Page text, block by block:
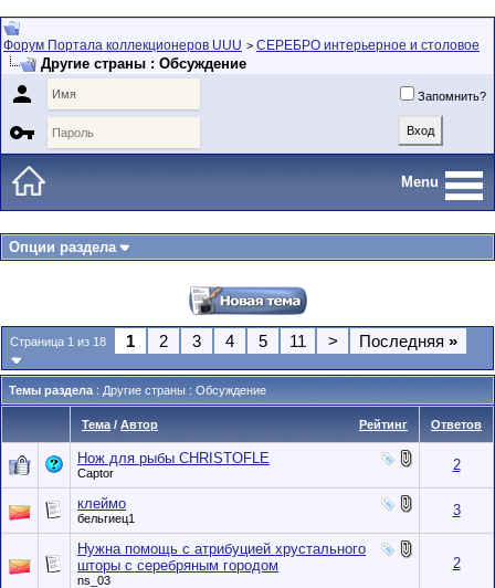
Форум Портала коллекционеров UUU > СЕРЕБРО интерьерное и столовое
Другие страны : Обсуждение
 Запомнить?

Menu
Опции раздела
Страница 1 из 18 1 2 3 4 5 11 > Последняя »
Темы раздела : Другие страны : Обсуждение
Рейтинг
Тема / Автор Ответов
Нож для рыбы CHRISTOFLE
Captor 2
клеймо
бельгиец1 3
Нужна помощь с атрибуцией хрустального
шторы с серебряным городом
ns_03
2